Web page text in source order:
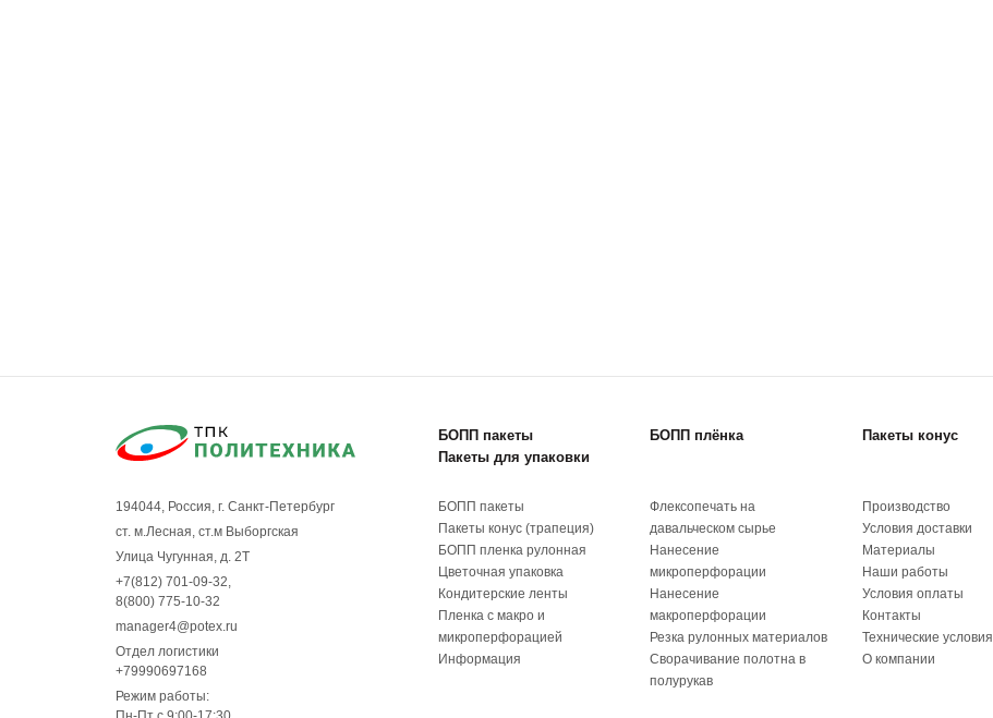
194044, Россия, г. Санкт-Петербург
ст. м.Лесная, ст.м Выборгская
Улица Чугунная, д. 2Т
+7(812) 701-09-32,
8(800) 775-10-32
manager4@potex.ru
Отдел логистики
+79990697168
Режим работы:
БОПП пакеты БОПП плёнка
Пакеты конус
Пакеты для упаковки
БОПП пакеты
Пакеты конус (трапеция)
БОПП пленка рулонная
Цветочная упаковка
Кондитерские ленты
Пленка с макро и
микроперфорацией
Информация
Флексопечать на
давальческом сырье
Нанесение
микроперфорации
Нанесение
макроперфорации
Резка рулонных материалов
Сворачивание полотна в
полурукав
Производство
Условия доставки
Материалы
Наши работы
Условия оплаты
Контакты
Технические условия
О компании